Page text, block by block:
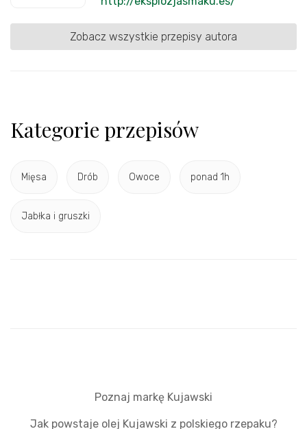
Zobacz wszystkie przepisy autora
Kategorie przepisów
Mięsa Drób Owoce ponad 1h
Jabłka i gruszki
Poznaj markę Kujawski
Jak powstaje olej Kujawski z polskiego rzepaku?